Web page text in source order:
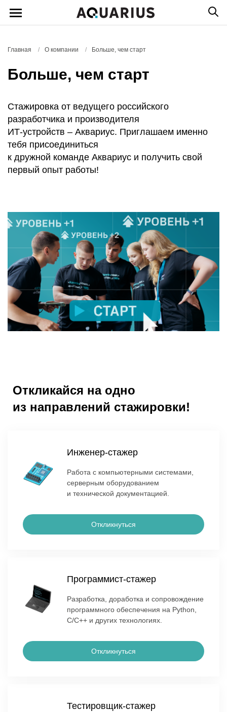
Главная / О компании / Больше, чем старт
Больше, чем старт
Стажировка от ведущего российского
разработчика и производителя
ИТ-устройств – Аквариус. Приглашаем именно
тебя присоединиться
к дружной команде Аквариус и получить свой
первый опыт работы!
Откликайся на одно
из направлений стажировки!
Инженер-стажер
Работа с компьютерными системами,
серверным оборудованием
и технической документацией.
Откликнуться
Программист-стажер
Разработка, доработка и сопровождение
программного обеспечения на Python,
C/C++ и других технологиях.
Откликнуться
Тестировщик-стажер